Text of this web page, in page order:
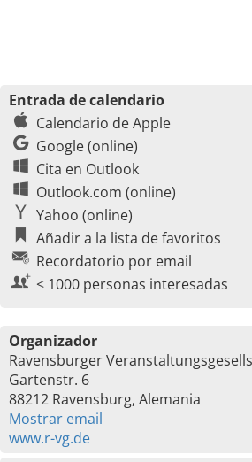
Entrada de calendario
Calendario de Apple
Google (online)
Cita en Outlook
Outlook.com (online)
Yahoo (online)
Añadir a la lista de favoritos
Recordatorio por email
< 1000 personas interesadas
Organizador
Ravensburger
Gartenstr. 6
88212 Ravensburg, Alemania
Mostrar email
www.r-vg.de